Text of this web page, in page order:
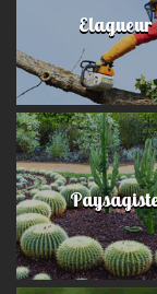
Elagueur